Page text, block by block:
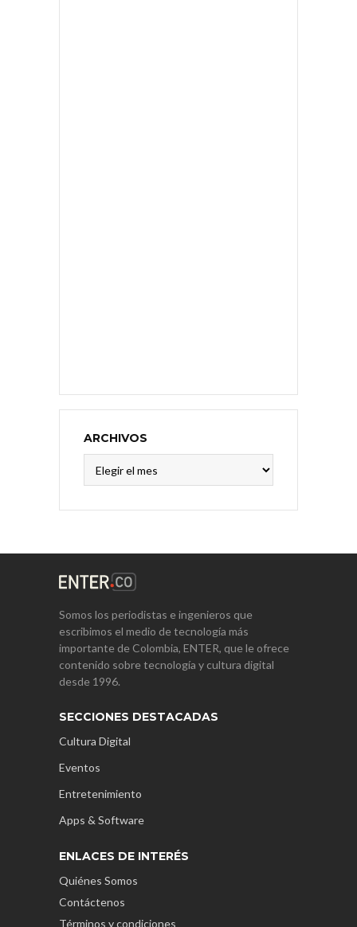
ARCHIVOS
Somos los periodistas e ingenieros que
escribimos el medio de tecnología más
importante de Colombia, ENTER, que le ofrece
contenido sobre tecnología y cultura digital
desde 1996.
SECCIONES DESTACADAS
Cultura Digital
Eventos
Entretenimiento
Apps & Software
ENLACES DE INTERÉS
Quiénes Somos
Contáctenos
Términos y condiciones